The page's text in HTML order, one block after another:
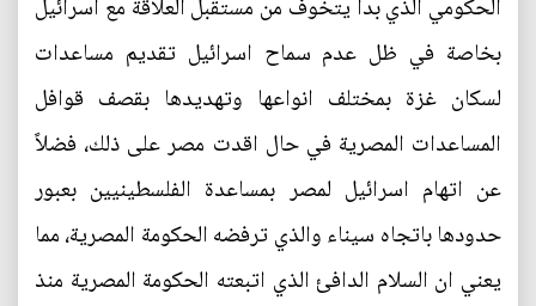
الحكومي الذي بدأ يتخوف من مستقبل العلاقة مع اسرائيل
بخاصة في ظل عدم سماح اسرائيل تقديم مساعدات
لسكان غزة بمختلف انواعها وتهديدها بقصف قوافل
المساعدات المصرية في حال اقدت مصر على ذلك، فضلاً
عن اتهام اسرائيل لمصر بمساعدة الفلسطينيين بعبور
حدودها باتجاه سيناء والذي ترفضه الحكومة المصرية، مما
يعني ان السلام الدافئ الذي اتبعته الحكومة المصرية منذ